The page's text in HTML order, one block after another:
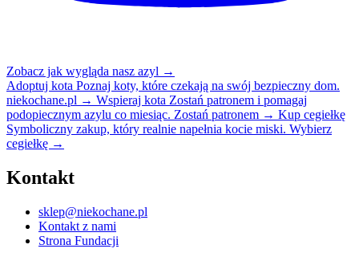
Zobacz jak wygląda nasz azyl →
Adoptuj kota Poznaj koty, które czekają na swój bezpieczny dom.
niekochane.pl → Wspieraj kota Zostań patronem i pomagaj
podopiecznym azylu co miesiąc. Zostań patronem → Kup cegiełkę
Symboliczny zakup, który realnie napełnia kocie miski. Wybierz
cegiełkę →
Kontakt
sklep@niekochane.pl
Kontakt z nami
Strona Fundacji